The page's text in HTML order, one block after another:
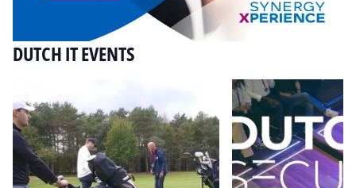
DUTCH IT EVENTS